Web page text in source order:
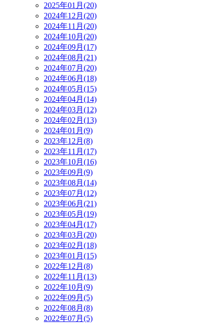
2025年01月(20)
2024年12月(20)
2024年11月(20)
2024年10月(20)
2024年09月(17)
2024年08月(21)
2024年07月(20)
2024年06月(18)
2024年05月(15)
2024年04月(14)
2024年03月(12)
2024年02月(13)
2024年01月(9)
2023年12月(8)
2023年11月(17)
2023年10月(16)
2023年09月(9)
2023年08月(14)
2023年07月(12)
2023年06月(21)
2023年05月(19)
2023年04月(17)
2023年03月(20)
2023年02月(18)
2023年01月(15)
2022年12月(8)
2022年11月(13)
2022年10月(9)
2022年09月(5)
2022年08月(8)
2022年07月(5)